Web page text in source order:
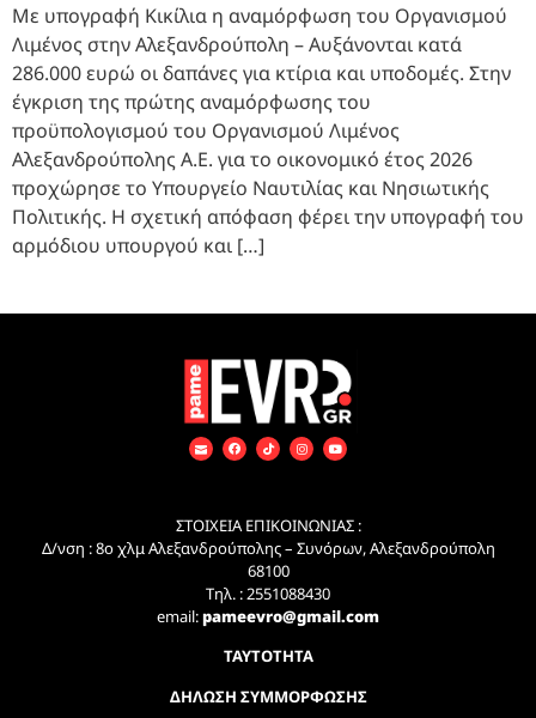
Με υπογραφή Κικίλια η αναμόρφωση του Οργανισμού
Λιμένος στην Αλεξανδρούπολη – Αυξάνονται κατά
286.000 ευρώ οι δαπάνες για κτίρια και υποδομές. Στην
έγκριση της πρώτης αναμόρφωσης του
προϋπολογισμού του Οργανισμού Λιμένος
Αλεξανδρούπολης Α.Ε. για το οικονομικό έτος 2026
προχώρησε το Υπουργείο Ναυτιλίας και Νησιωτικής
Πολιτικής. Η σχετική απόφαση φέρει την υπογραφή του
αρμόδιου υπουργού και […]
ΣΤΟΙΧΕΙΑ ΕΠΙΚΟΙΝΩΝΙΑΣ :
Δ/νση : 8ο χλμ Αλεξανδρούπολης – Συνόρων, Αλεξανδρούπολη
68100
Τηλ. : 2551088430
email:pameevro@gmail.com
ΤΑΥΤΟΤΗΤΑ
ΔΗΛΩΣΗ ΣΥΜΜΟΡΦΩΣΗΣ